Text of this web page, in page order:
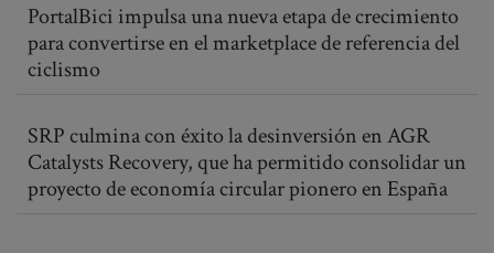
PortalBici impulsa una nueva etapa de crecimiento
para convertirse en el marketplace de referencia del
ciclismo
SRP culmina con éxito la desinversión en AGR
Catalysts Recovery, que ha permitido consolidar un
proyecto de economía circular pionero en España